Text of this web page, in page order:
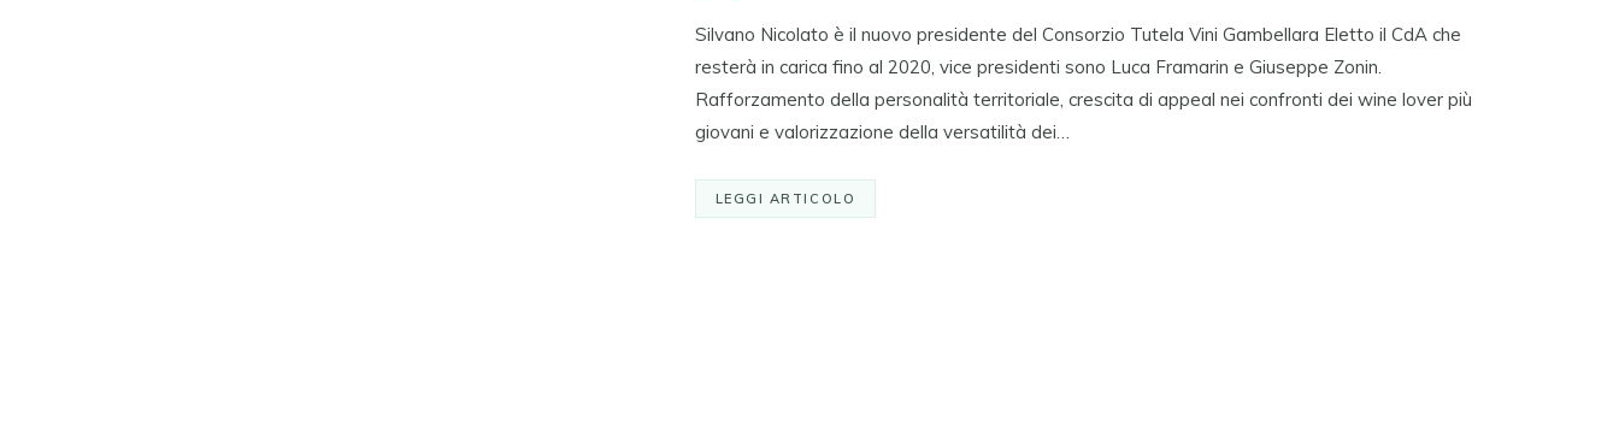
Silvano Nicolato è il nuovo presidente del Consorzio Tutela Vini Gambellara Eletto il CdA che
resterà in carica fino al 2020, vice presidenti sono Luca Framarin e Giuseppe Zonin.
Rafforzamento della personalità territoriale, crescita di appeal nei confronti dei wine lover più
giovani e valorizzazione della versatilità dei…
LEGGI ARTICOLO